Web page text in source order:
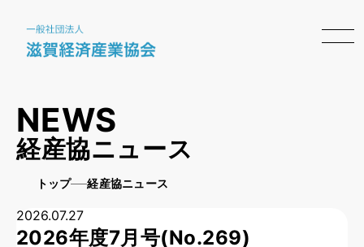
NEWS
経産協ニュース
トップ 経産協ニュース
2026.07.27
2026年度7月号(No.269)